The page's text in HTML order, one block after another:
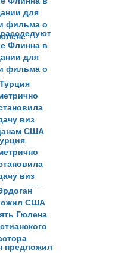
Флинна в
для
фильма о
виз
США
предложил